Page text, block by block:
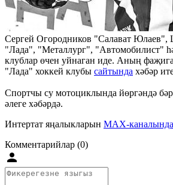
Сергей Огородников "Салават
"Лада", "Металлург", "Автомобилист"
клублар өчен уйнаган иде. Аның
"Лада" хоккей клубы сайтында хәбәр
Спортчы су мотоциклында йөргәндә
әлеге хәбәрдә.
Интертат яңалыкларын MAX-каналында
Комментарийлар (0)